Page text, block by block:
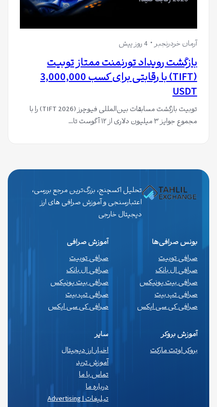
آرمان خردرنجبر 4 روز پیش
بازگشت رویداد تورنمنت ممتاز تو‌بیت
(TIFT) با رقابتی برای کسب 3,000,000
USDT
توبیت بازگشت مسابقات بین‌المللی فیوچرز (TIFT 2026) را با
مجموع جوایز ۳ میلیون دلاری از ۱۲ آگوست تا…
تحلیل اکسچنج، بزرگ‌ترین مرجع بررسی،
اعتبارسنجی و آموزش صرافی های ارز
دیجیتال خارجی
بونس صرافی‌ها
صرافی توبیت
صرافی ال بانک
صرافی بیت یونیکس
صرافی تپ بیت
صرافی کی سی ایکس
آموزش صرافی
صرافی توبیت
صرافی ال بانک
صرافی بیت یونیکس
صرافی تپ بیت
صرافی کی سی ایکس
آموزش بروکر
بروکر اوتت مارکت
سایر
اخبار ارز دیجیتال
آموزش ترید
تماس با ما
درباره ما
تبلیغات | Advertising